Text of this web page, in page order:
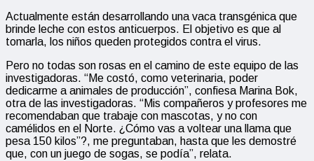
Actualmente están desarrollando una vaca transgénica que
brinde leche con estos anticuerpos. El objetivo es que al
tomarla, los niños queden protegidos contra el virus.
Pero no todas son rosas en el camino de este equipo de las
investigadoras. “Me costó, como veterinaria, poder
dedicarme a animales de producción”, confiesa Marina Bok,
otra de las investigadoras. “Mis compañeros y profesores me
recomendaban que trabaje con mascotas, y no con
camélidos en el Norte. ¿Cómo vas a voltear una llama que
pesa 150 kilos”?, me preguntaban, hasta que les demostré
que, con un juego de sogas, se podía”, relata.